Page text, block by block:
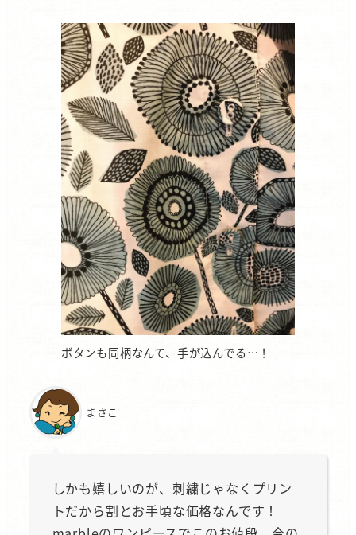
ボタンも同柄なんて、手が込んでる…！
まさこ
しかも嬉しいのが、刺繍じゃなくプリン
トだから割とお手頃な価格なんです！